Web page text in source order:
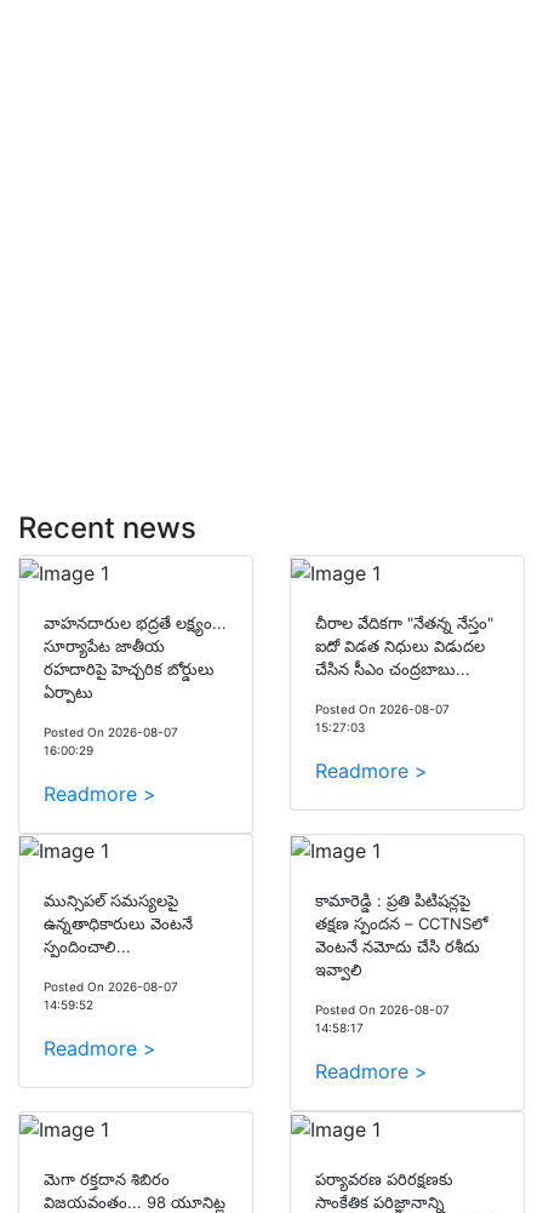
Recent news
వాహనదారుల భద్రతే లక్ష్యం...
సూర్యాపేట జాతీయ
రహదారిపై హెచ్చరిక బోర్డులు
ఏర్పాటు
Posted On 2026-08-07
16:00:29
Readmore >
చీరాల వేదికగా "నేతన్న నేస్తం"
ఐదో విడత నిధులు విడుదల
చేసిన సీఎం చంద్రబాబు...
Posted On 2026-08-07
15:27:03
Readmore >
మున్సిపల్ సమస్యలపై
ఉన్నతాధికారులు వెంటనే
స్పందించాలి...
Posted On 2026-08-07
14:59:52
Readmore >
కామారెడ్డి : ప్రతి పిటిషన్లపై
తక్షణ స్పందన – CCTNSలో
వెంటనే నమోదు చేసి రశీదు
ఇవ్వాలి
Posted On 2026-08-07
14:58:17
Readmore >
మెగా రక్తదాన శిబిరం
విజయవంతం... 98 యూనిట్ల
పర్యావరణ పరిరక్షణకు
సాంకేతిక పరిజ్ఞానాన్ని